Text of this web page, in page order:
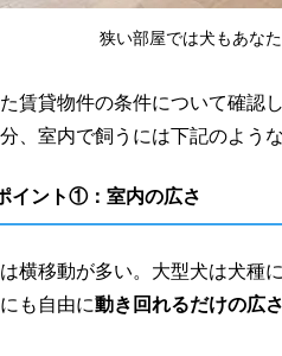
狭い部屋では犬もあな
賃貸物件の条件について確認し
、室内で飼うには下記のよう
イント①：室内の広さ
横移動が多い。大型犬は犬
も自由に動き回れるだけの広さ